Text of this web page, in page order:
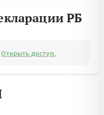
РБ
Открыть доступ.